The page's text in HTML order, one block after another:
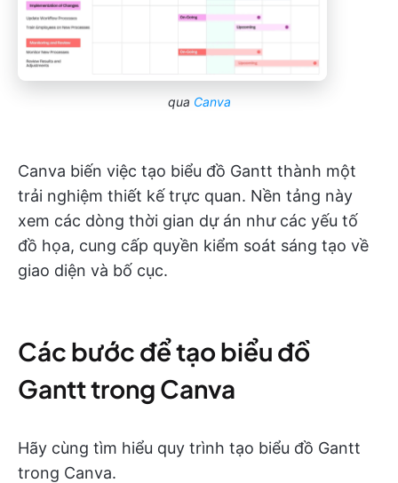
qua Canva
Canva biến việc tạo biểu đồ Gantt thành một
trải nghiệm thiết kế trực quan. Nền tảng này
xem các dòng thời gian dự án như các yếu tố
đồ họa, cung cấp quyền kiểm soát sáng tạo về
giao diện và bố cục.
Các bước để tạo biểu đồ
Gantt trong Canva
Hãy cùng tìm hiểu quy trình tạo biểu đồ Gantt
trong Canva.